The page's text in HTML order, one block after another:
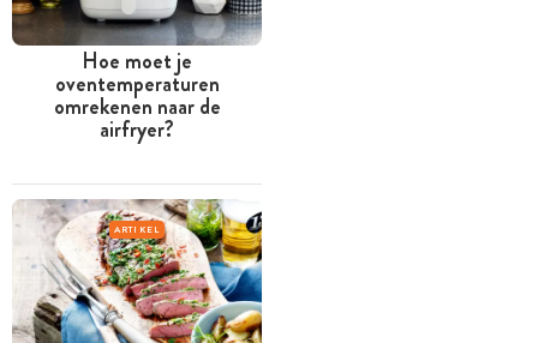
Hoe moet je
oventemperaturen
omrekenen naar de
airfryer?
ARTIKEL